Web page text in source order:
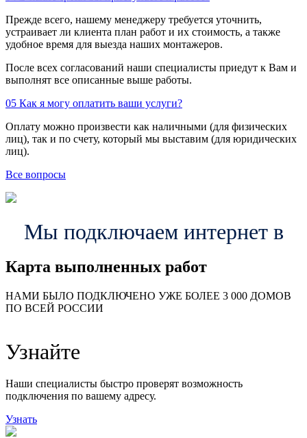
Прежде всего, нашему менеджеру требуется уточнить,
устраивает ли клиента план работ и их стоимость, а также
удобное время для выезда наших монтажеров.
После всех согласований наши специалисты приедут к Вам и
выполнят все описанные выше работы.
05 Как я могу оплатить ваши услуги?
Оплату можно произвести как наличными (для физических
лиц), так и по счету, который мы выставим (для юридических
лиц).
Все вопросы
Мы подключаем интернет в
Карта выполненных работ
НАМИ БЫЛО ПОДКЛЮЧЕНО УЖЕ БОЛЕЕ 3 000 ДОМОВ
ПО ВСЕЙ РОССИИ
57
29
99
48
Узнайте
Наши специалисты быстро проверят возможность
подключения по вашему адресу.
Узнать